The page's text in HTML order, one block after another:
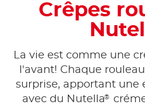
Crêpes
La vie est comme une
l'avant! Chaque
surprise, apportant une
avec du Nutella®